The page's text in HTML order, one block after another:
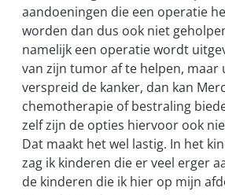
aandoeningen die een operatie
worden dan dus ook niet
namelijk een operatie wordt
van zijn tumor af te helpen, maar
verspreid de kanker, dan kan
chemotherapie of bestraling
zelf zijn de opties hiervoor ook
Dat maakt het wel lastig. In het
zag ik kinderen die er veel erger
de kinderen die ik hier op mijn